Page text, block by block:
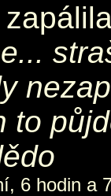
to
6 hodin a